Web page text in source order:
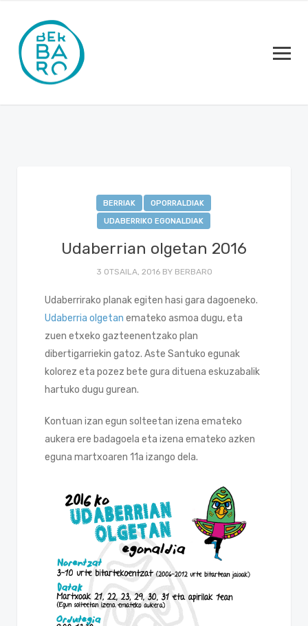
BERRIAK
OPORRALDIAK
UDABERRIKO EGONALDIAK
Udaberrian olgetan 2016
3 OTSAILA, 2016 BY BERBARO
Udaberrirako planak egiten hasi gara dagoeneko.
Udaberria olgetan emateko asmoa dugu, eta
zuen etxeko gazteenentzako plan
dibertigarriekin gatoz. Aste Santuko egunak
kolorez eta pozez bete gura dituena eskuzabalik
hartuko dugu gurean.
Kontuan izan egun solteetan izena emateko
aukera ere badagoela eta izena emateko azken
eguna martxoaren 11a izango dela.